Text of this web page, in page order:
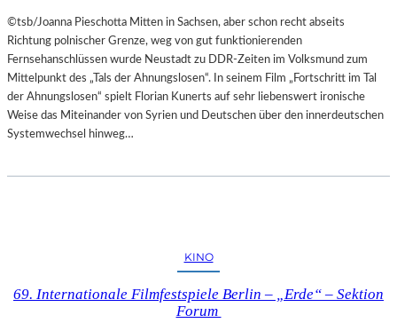
©tsb/Joanna Pieschotta Mitten in Sachsen, aber schon recht abseits
Richtung polnischer Grenze, weg von gut funktionierenden
Fernsehanschlüssen wurde Neustadt zu DDR-Zeiten im Volksmund zum
Mittelpunkt des „Tals der Ahnungslosen“. In seinem Film „Fortschritt im Tal
der Ahnungslosen“ spielt Florian Kunerts auf sehr liebenswert ironische
Weise das Miteinander von Syrien und Deutschen über den innerdeutschen
Systemwechsel hinweg…
KINO
69. Internationale Filmfestspiele Berlin – „Erde“ – Sektion
Forum